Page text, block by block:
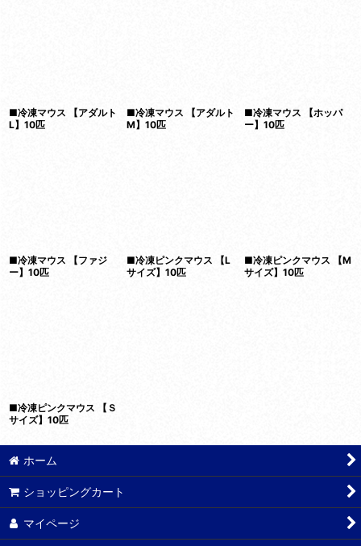
■冷凍マウス 【アダルト
L】10匹
■冷凍マウス 【アダルト
M】10匹
■冷凍マウス 【ホッパ
ー】10匹
■冷凍マウス 【ファジ
ー】10匹
■冷凍ピンクマウス 【L
サイズ】10匹
■冷凍ピンクマウス 【M
サイズ】10匹
■冷凍ピンクマウス 【Ｓ
サイズ】10匹
ホーム
ショッピングカート
マイページ